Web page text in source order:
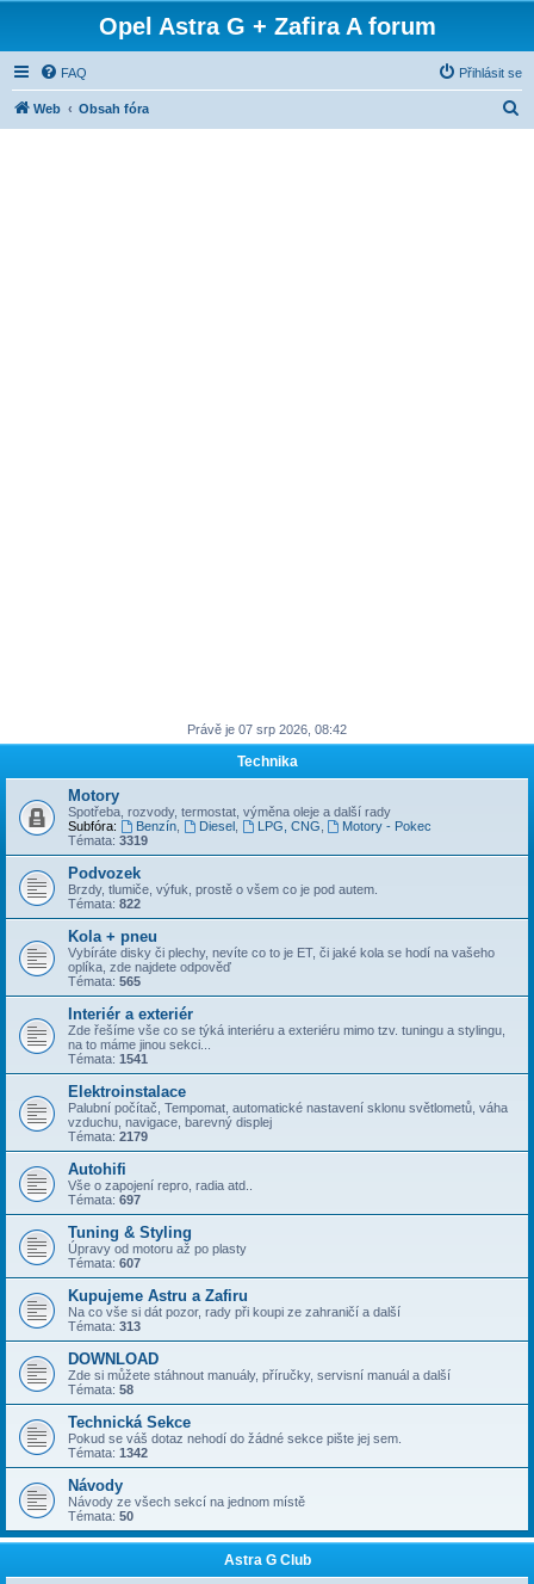
Opel Astra G + Zafira A forum
FAQ Přihlásit se
Web Obsah fóra
Právě je 07 srp 2026, 08:42
Technika
Motory
Spotřeba, rozvody, termostat, výměna oleje a další rady
Subfóra:
Benzín, Diesel, LPG, CNG
Motory - Pokec
Témata: 3319
Podvozek
Brzdy, tlumiče, výfuk, prostě o všem co je pod autem.
Témata: 822
Kola + pneu
Vybíráte disky či plechy, nevíte co to je ET, či jaké kola se hodí na vašeho
oplíka, zde najdete odpověď
Témata: 565
Interiér a exteriér
Zde řešíme vše co se týká interiéru a exteriéru mimo tzv. tuningu a stylingu,
na to máme jinou sekci...
Témata: 1541
Elektroinstalace
Palubní počítač, Tempomat, automatické nastavení sklonu světlometů, váha
vzduchu, navigace, barevný displej
Témata: 2179
Autohifi
Vše o zapojení repro, radia atd..
Témata: 697
Tuning & Styling
Úpravy od motoru až po plasty
Témata: 607
Kupujeme Astru a Zafiru
Na co vše si dát pozor, rady při koupi ze zahraničí a další
Témata: 313
DOWNLOAD
Zde si můžete stáhnout manuály, příručky, servisní manuál a další
Témata: 58
Technická Sekce
Pokud se váš dotaz nehodí do žádné sekce pište jej sem.
Témata: 1342
Návody
Návody ze všech sekcí na jednom místě
Témata: 50
Astra G Club